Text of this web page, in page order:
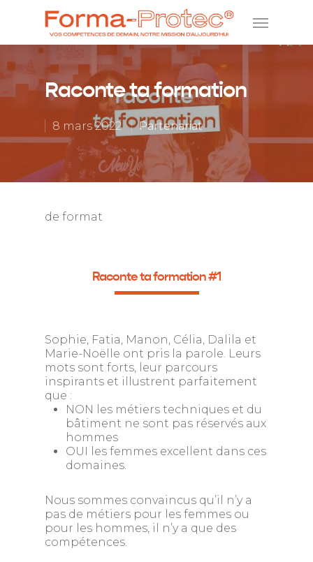
Raconte ta formation
8 mars 2022 Partenariat
de format
Raconte ta formation #1
Sophie, Fatia, Manon, Célia, Dalila et
Marie-Noëlle ont pris la parole. Leurs
mots sont forts, leur parcours
inspirants et illustrent parfaitement
que :
NON les métiers techniques et du
bâtiment ne sont pas réservés aux
hommes
OUI les femmes excellent dans ces
domaines.
Nous sommes convaincus qu’il n’y a
pas de métiers pour les femmes ou
pour les hommes, il n’y a que des
compétences.